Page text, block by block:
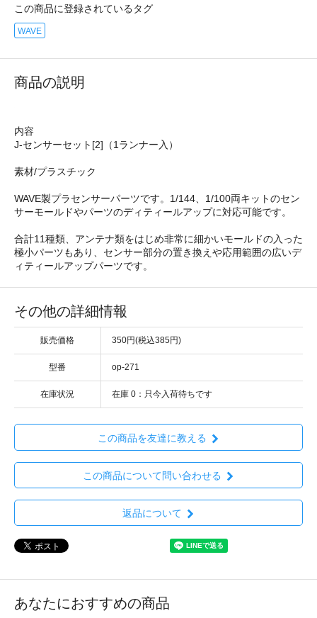
この商品に登録されているタグ
WAVE
商品の説明
内容
J-センサーセット[2]（1ランナー入）
素材/プラスチック
WAVE製プラセンサーパーツです。1/144、1/100両キットのセン
サーモールドやパーツのディティールアップに対応可能です。
合計11種類、アンテナ類をはじめ非常に細かいモールドの入った
極小パーツもあり、センサー部分の置き換えや応用範囲の広いデ
ィティールアップパーツです。
その他の詳細情報
販売価格 350円(税込385円)
型番 op-271
在庫状況 在庫 0：只今入荷待ちです
この商品を友達に教える
この商品について問い合わせる
返品について
あなたにおすすめの商品